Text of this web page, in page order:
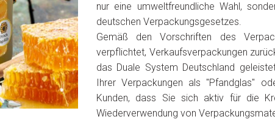
nur eine umweltfreundliche Wahl,
deutschen Verpackungsgesetzes.
Gemäß den Vorschriften des
verpflichtet, Verkaufsverpackungen
das Duale System Deutschland
Ihrer Verpackungen als "Pfandglas"
Kunden, dass Sie sich aktiv für die
Wiederverwendung von